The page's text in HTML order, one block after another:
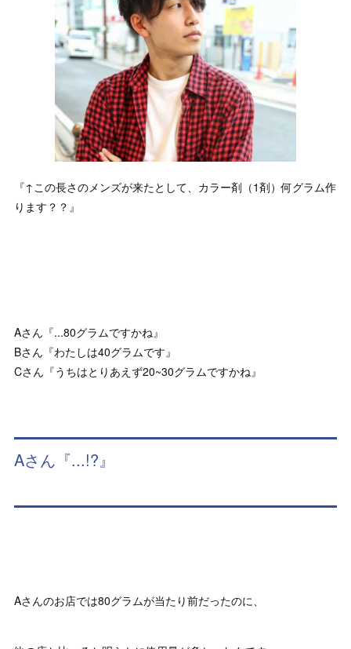
『↑この長さのメンズが来たとして、カラー剤（1剤）何グラム作
ります？？』
Aさん『...80グラムですかね』
Bさん『わたしは40グラムです』
Cさん『うちはとりあえず20~30グラムですかね』
Aさん『...!?』
Aさんのお店では80グラムが当たり前だったのに、